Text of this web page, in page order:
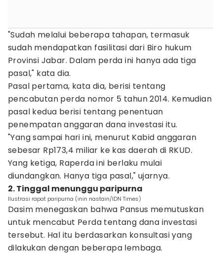
"Sudah melalui beberapa tahapan, termasuk
sudah mendapatkan fasilitasi dari Biro hukum
Provinsi Jabar. Dalam perda ini hanya ada tiga
pasal," kata dia.
Pasal pertama, kata dia, berisi tentang
pencabutan perda nomor 5 tahun 2014. Kemudian
pasal kedua berisi tentang penentuan
penempatan anggaran dana investasi itu.
"Yang sampai hari ini, menurut Kabid anggaran
sebesar Rp173,4 miliar ke kas daerah di RKUD.
Yang ketiga, Raperda ini berlaku mulai
diundangkan. Hanya tiga pasal," ujarnya.
2. Tinggal menunggu paripurna
Ilustrasi rapat paripurna (inin nastain/IDN Times)
Dasim menegaskan bahwa Pansus memutuskan
untuk mencabut Perda tentang dana investasi
tersebut. Hal itu berdasarkan konsultasi yang
dilakukan dengan beberapa lembaga.